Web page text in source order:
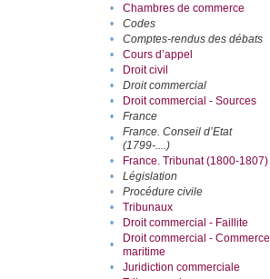
•
Chambres de commerce
•
Codes
•
Comptes-rendus des débats
•
Cours d’appel
•
Droit civil
•
Droit commercial
•
Droit commercial - Sources
•
France
•
France. Conseil d’Etat
(1799-....)
• France. Tribunat (1800-1807)
•
Législation
•
Procédure civile
•
Tribunaux
•
Droit commercial - Faillite
•
Droit commercial - Commerce
maritime
• Juridiction commerciale